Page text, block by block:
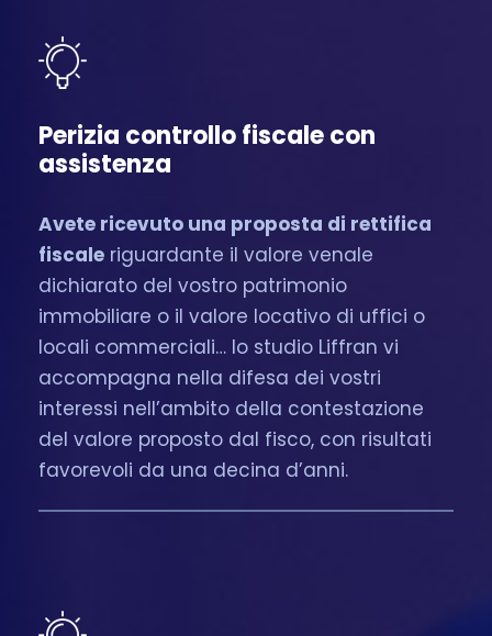
Perizia controllo fiscale con
assistenza
Avete ricevuto una proposta di rettifica
fiscale riguardante il valore venale
dichiarato del vostro patrimonio
immobiliare o il valore locativo di uffici o
locali commerciali… lo studio Liffran vi
accompagna nella difesa dei vostri
interessi nell’ambito della contestazione
del valore proposto dal fisco, con risultati
favorevoli da una decina d’anni.